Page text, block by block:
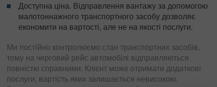
Доступна ціна. Відправлення вантажу за допомогою
малотоннажного транспортного засобу дозволяє
економити на вартості, але не на якості послуги.
Ми постійно контролюємо стан транспортних засобів,
тому на черговий рейс автомобілі відправляються
повністю справними. Клієнт може отримати додаткові
послуги, вартість яких залишається невисокою.